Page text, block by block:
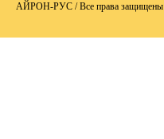
АЙРОН-РУС /Все права защищены